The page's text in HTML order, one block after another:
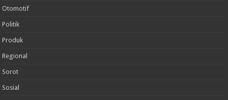
Otomotif
Politik
Produk
Regional
Sorot
Sosial